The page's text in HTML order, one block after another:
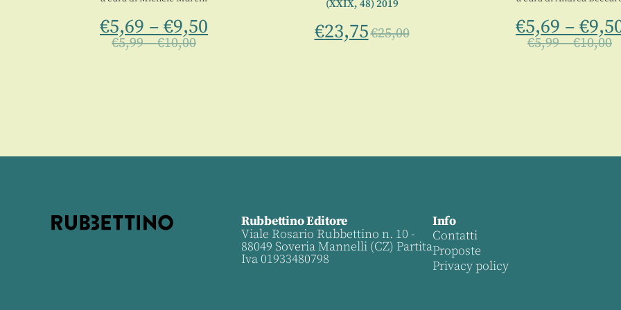
€5,69 – €9,50
€5,99–€10,00
(XXIX, 48) 2019
€23,75€25,00 €5,69 – €
€5,99–€10,00
Rubbettino Editore
Viale Rosario Rubbettino n. 10 -
88049 Soveria Mannelli (CZ) Partita
Iva 01933480798
Info
Contatti
Proposte
Privacy policy